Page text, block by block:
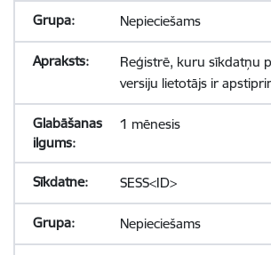
Nepieciešams
Reģistrē, kuru sīkdatņu
versiju lietotājs ir
1 mēnesis
SESS<ID>
Nepieciešams